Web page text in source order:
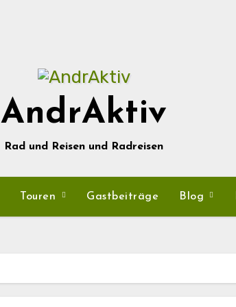
AndrAktiv
Rad und Reisen und Radreisen
Touren Gastbeiträge Blog